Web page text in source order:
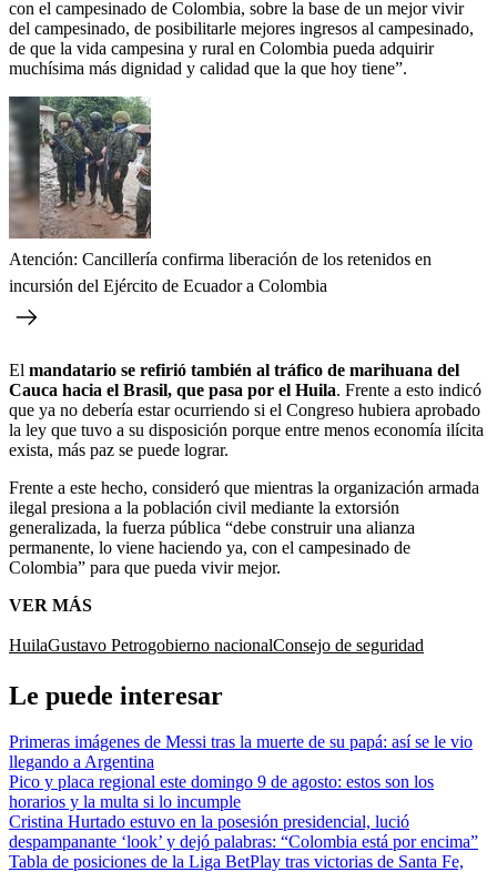
con el campesinado de Colombia, sobre la base de un mejor vivir
del campesinado, de posibilitarle mejores ingresos al campesinado,
de que la vida campesina y rural en Colombia pueda adquirir
muchísima más dignidad y calidad que la que hoy tiene”.
Atención: Cancillería confirma liberación de los retenidos en
incursión del Ejército de Ecuador a Colombia
El mandatario se refirió también al tráfico de marihuana del
Cauca hacia el Brasil, que pasa por el Huila. Frente a esto indicó
que ya no debería estar ocurriendo si el Congreso hubiera aprobado
la ley que tuvo a su disposición porque entre menos economía ilícita
exista, más paz se puede lograr.
Frente a este hecho, consideró que mientras la organización armada
ilegal presiona a la población civil mediante la extorsión
generalizada, la fuerza pública “debe construir una alianza
permanente, lo viene haciendo ya, con el campesinado de
Colombia” para que pueda vivir mejor.
VER MÁS
HuilaGustavo Petrogobierno nacionalConsejo de seguridad
Le puede interesar
Primeras imágenes de Messi tras la muerte de su papá: así se le vio
llegando a Argentina
Pico y placa regional este domingo 9 de agosto: estos son los
horarios y la multa si lo incumple
Cristina Hurtado estuvo en la posesión presidencial, lució
despampanante ‘look’ y dejó palabras: “Colombia está por encima”
Tabla de posiciones de la Liga BetPlay tras victorias de Santa Fe,